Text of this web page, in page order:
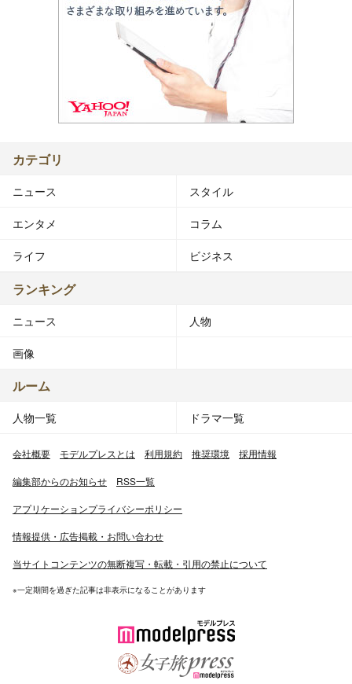
カテゴリ
ニュース スタイル
エンタメ コラム
ライフ ビジネス
ランキング
ニュース 人物
画像
ルーム
人物一覧 ドラマ一覧
会社概要 モデルプレスとは 利用規約 推奨環境 採用情報
編集部からのお知らせ RSS一覧
アプリケーションプライバシーポリシー
情報提供・広告掲載・お問い合わせ
当サイトコンテンツの無断複写・転載・引用の禁止について
※一定期間を過ぎた記事は非表示になることがあります